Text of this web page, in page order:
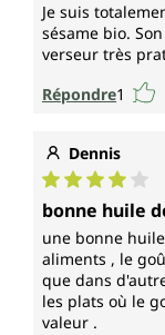
Je suis
sésame bio.
verseur très
Répondre1
Dennis
Note
bonne huile
une bonne
aliments , le
que dans
les plats où le
valeur .